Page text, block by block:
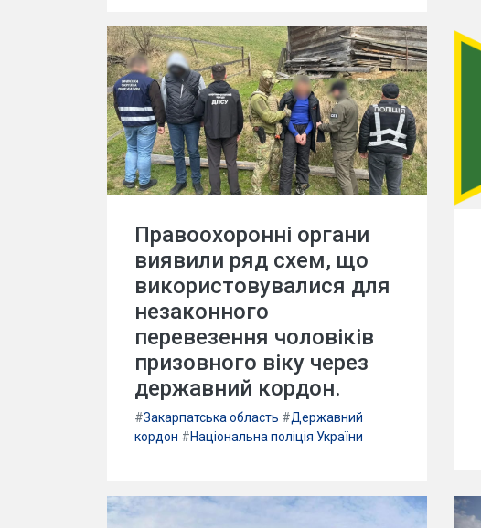
Правоохоронні органи
виявили ряд схем, що
використовувалися для
незаконного
перевезення чоловіків
призовного віку через
державний кордон.
#Закарпатська область #Державний
кордон #Національна поліція України